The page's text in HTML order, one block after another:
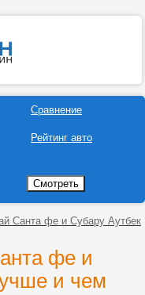
Сравнение
Рейтинг авто
Санта фе и Субару Аутбек
фе и
и чем